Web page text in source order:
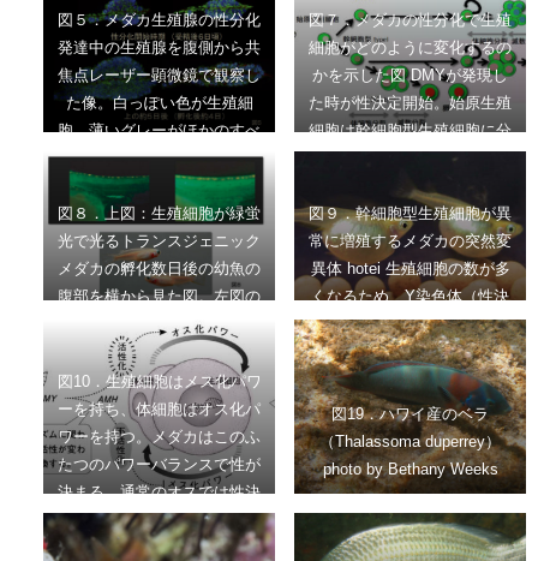
図５．メダカ生殖腺の性分化
発達中の生殖腺を腹側から共
焦点レーザー顕微鏡で観察し
た像。白っぽい色が生殖細
胞。薄いグレーがほかのすべ
ての細胞。生殖腺の性分化が
開始した直後は雌雄で大きな
違いはない。しかしメスの生
殖腺は、タイプII分裂型の生
殖細胞の数を増やして卵胞も
形成され、オスの生殖腺より
大きくなる。 文献4より改
変
図７．メダカの性分化で生殖
細胞がどのように変化するの
かを示した図 DMYが発現し
た時が性決定開始。始原生殖
細胞は幹細胞型生殖細胞に分
化する。オスではこの細胞は
ほとんど分裂しないが、メス
ではシスト型生殖細胞が幹細
胞型生殖細胞から分裂して出
現する。このシスト型生殖細
胞は減数分裂を経て卵とな
る。オスは性成熟期までシス
ト型生殖細胞は出現しない。
図８．上図：生殖細胞が緑蛍
光で光るトランスジェニック
メダカの孵化数日後の幼魚の
腹部を横から見た図。左図の
明るく見えるところが生殖細
胞がかたまって存在している
生殖腺の位置。右図ではその
位置に明るい蛍光が見えず、
生殖細胞が生殖腺にいないこ
とを示している。 下図：上図
右の幼魚が成熟した時の写
真。性分化の時期に生殖腺に
生殖細胞が存在していなかっ
図９．幹細胞型生殖細胞が異
常に増殖するメダカの突然変
異体 hotei 生殖細胞の数が多
くなるため、Y染色体（性決
定遺伝子DMY）を持っていた
としても多くがメスになる。
膨らんだお腹は、生殖細胞が
多くなったために巨大化した
生殖腺（卵巣）で占められて
いる。興味深いことに、卵巣
はガンや腫瘍になったのでは
なく機能的であり、受精可能
な卵や精子を作れる。
図10．生殖細胞はメス化パワ
ーを持ち、体細胞はオス化パ
ワーを持つ。メダカはこのふ
たつのパワーバランスで性が
決まる。通常のオスでは性決
定遺伝子が発現する結果、生
殖細胞の数が少なくなり、オ
図19．ハワイ産のベラ
（Thalassoma duperrey）
photo by Bethany Weeks